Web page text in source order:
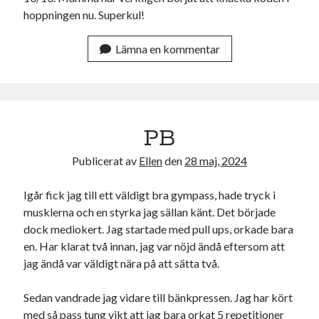
oktober 2021
hoppningen nu. Superkul!
Lämna en kommentar
PB
Publicerat av Ellenden 28 maj, 2024
Igår fick jag till ett väldigt bra gympass, hade tryck i
musklerna och en styrka jag sällan känt. Det började
dock mediokert. Jag startade med pull ups, orkade bara
en. Har klarat två innan, jag var nöjd ändå eftersom att
jag ändå var väldigt nära på att sätta två.
Sedan vandrade jag vidare till bänkpressen. Jag har kört
med så pass tung vikt att jag bara orkat 5 repetitioner